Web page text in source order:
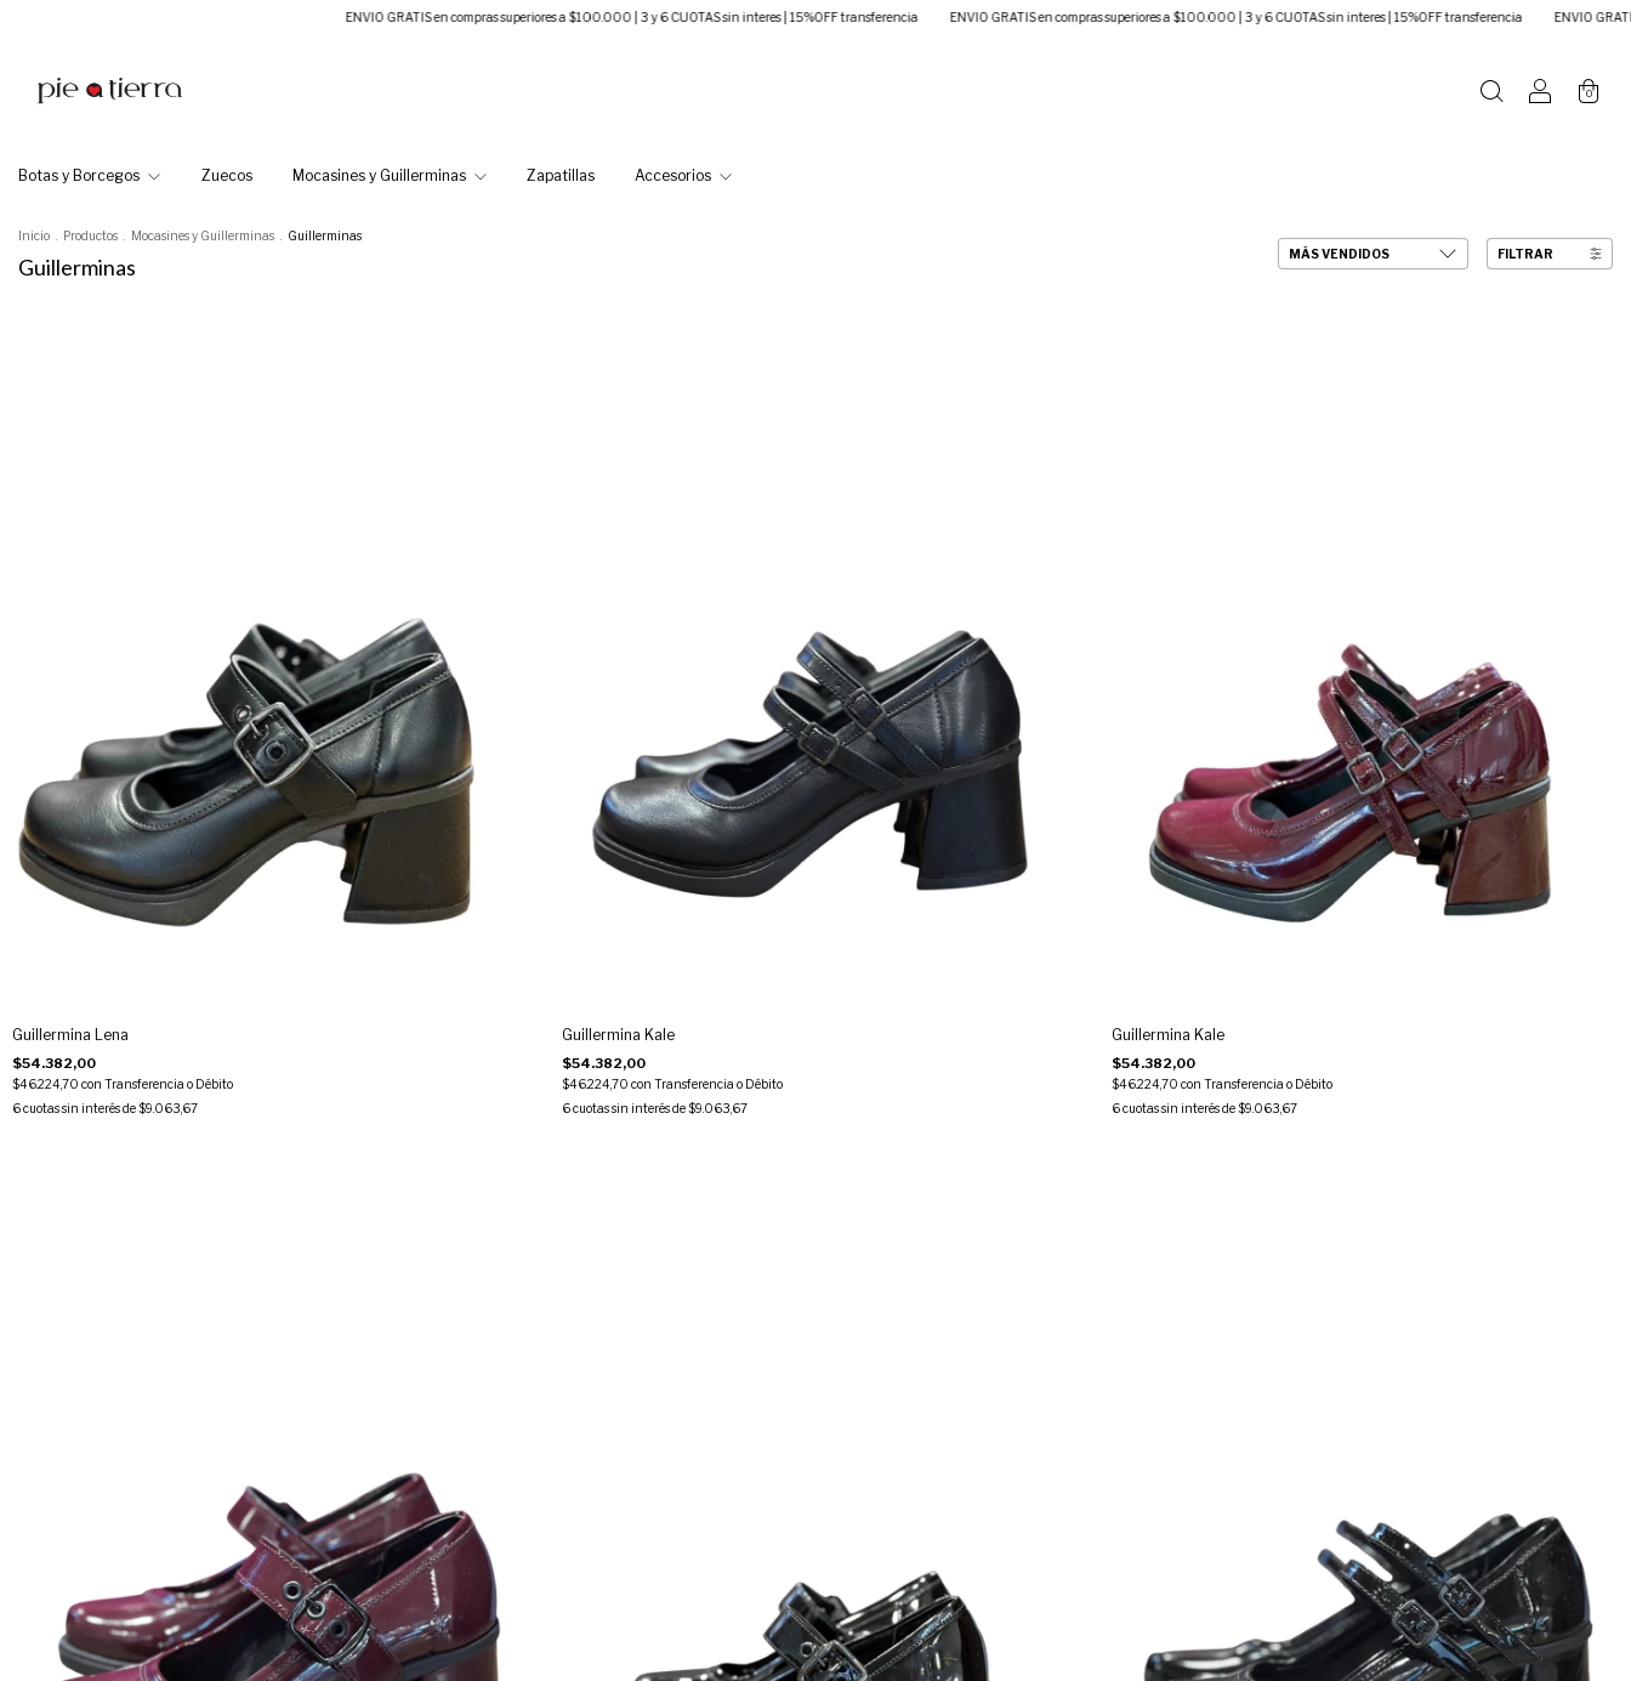
ENVIO GRATIS en compras superiores a $100.000 | 3 y 6 CUOTAS sin interes | 15%OFF transferencia ENVIO GRATIS en compras superiores a $100.000 | 3 y 6 CUOTAS sin interes | 15%OFF transferencia ENVIO GRATIS en compras
0
Botas y Borcegos Zuecos Mocasines y Guillerminas Zapatillas Accesorios
Inicio Productos Mocasines y Guillerminas Guillerminas
Guillerminas
FILTRAR
Guillermina Lena
$54.382,00
$46.224,70 con Transferencia o Débito
6cuotas sin interés de$9.063,67
Guillermina Kale
$54.382,00
$46.224,70 con Transferencia o Débito
6cuotas sin interés de$9.063,67
Guillermina Kale
$54.382,00
$46.224,70 con Transferencia o Débito
6cuotas sin interés de$9.063,67